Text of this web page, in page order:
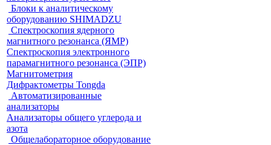
Блоки к аналитическому
оборудованию SHIMADZU
Спектроскопия ядерного
магнитного резонанса (ЯМР)
Спектроскопия электронного
парамагнитного резонанса (ЭПР)
Магнитометрия
Дифрактометры Tongda
Автоматизированные
анализаторы
Анализаторы общего углерода и
азота
Общелабораторное оборудование